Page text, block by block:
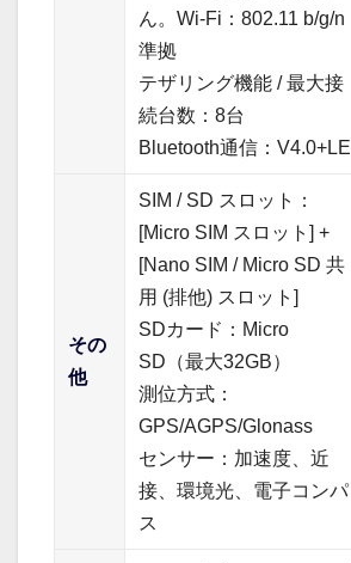
ん。Wi-Fi：802.11 b/g/n
準拠
テザリング機能 / 最大接
続台数：8台
Bluetooth通信：V4.0+LE
その
他
SIM / SD スロット：
[Micro SIM スロット] +
[Nano SIM / Micro SD 共
用 (排他) スロット]
SDカード：Micro
SD（最大32GB）
測位方式：
GPS/AGPS/Glonass
センサー：加速度、近
接、環境光、電子コンパ
ス